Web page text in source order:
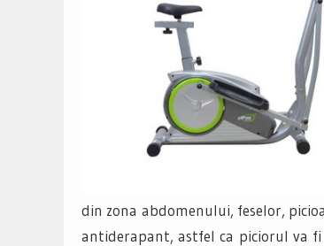
din zona abdomenului, feselor,
antiderapant, astfel ca piciorul va